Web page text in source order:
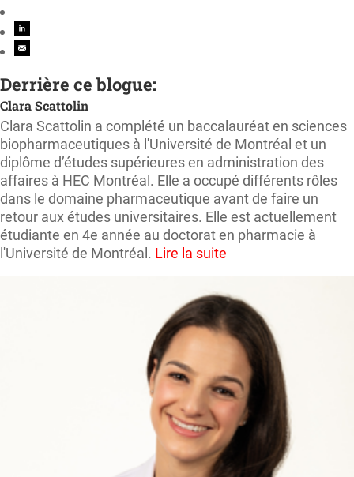
Derrière ce blogue:
Clara Scattolin
Clara Scattolin a complété un baccalauréat en sciences
biopharmaceutiques à l'Université de Montréal et un
diplôme d’études supérieures en administration des
affaires à HEC Montréal. Elle a occupé différents rôles
dans le domaine pharmaceutique avant de faire un
retour aux études universitaires. Elle est actuellement
étudiante en 4e année au doctorat en pharmacie à
l'Université de Montréal. Lire la suite